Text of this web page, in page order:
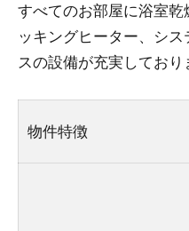
すべてのお部屋に浴室乾
ッキングヒーター、シ
スの設備が充実しており
物件特徴